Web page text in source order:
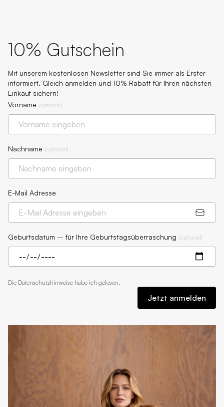
10% Gutschein
Mit unserem kostenlosen Newsletter sind Sie immer als Erster
informiert. Gleich anmelden und 10% Rabatt für Ihren nächsten
Einkauf sichern!
Vorname (optional)
Nachname (optional)
E-Mail Adresse
Geburtsdatum – für Ihre Geburtstagsüberraschung (optional)
Die Datenschutzhinweise habe ich gelesen.
Jetzt anmelden